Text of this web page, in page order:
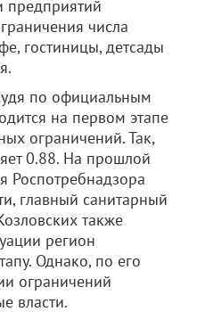
предприятий
числа
гостиницы, детсады
по официальным
на первом этапе
ограничений. Так,
0.88. На прошлой
Роспотребнадзора
главный санитарный
также
регион
Однако, по его
ограничений
власти.